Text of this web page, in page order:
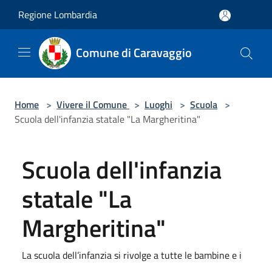
Regione Lombardia
Comune di Caravaggio
Home > Vivere il Comune > Luoghi > Scuola >
Scuola dell'infanzia statale "La Margheritina"
Scuola dell'infanzia
statale "La
Margheritina"
La scuola dell’infanzia si rivolge a tutte le bambine e i